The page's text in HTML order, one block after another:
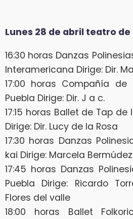
Lunes 28 de abril teatro
16:30 horas Danzas
Interamericana Dirige: Dir.
17:00 horas Compañía de
Puebla Dirige: Dir. J a c.
17:15 horas Ballet de Tap
Dirige: Dir. Lucy de la Rosa
17:30 horas Danzas
kai Dirige: Marcela Bermúdez
17:45 horas Danzas
Puebla Dirige: Ricardo
Flores del valle
18:00 horas Ballet